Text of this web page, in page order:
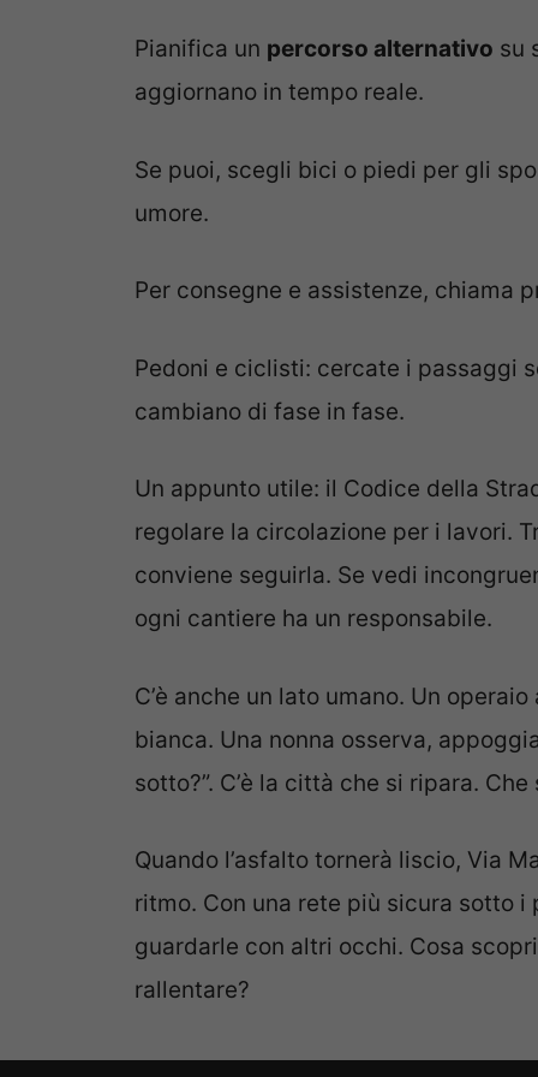
Pianifica un percorso alternativo su
aggiornano in tempo reale.
Se puoi, scegli bici o piedi per gli
umore.
Per consegne e assistenze, chiama
Pedoni e ciclisti: cercate i passaggi
cambiano di fase in fase.
Un appunto utile: il Codice della
regolare la circolazione per i lavori.
conviene seguirla. Se vedi
ogni cantiere ha un responsabile.
C’è anche un lato umano. Un
bianca. Una nonna osserva,
sotto?”. C’è la città che si ripara.
Quando l’asfalto tornerà liscio, Via
ritmo. Con una rete più sicura sotto
guardarle con altri occhi. Cosa
rallentare?